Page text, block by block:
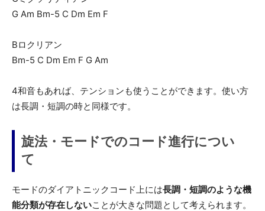
G Am Bm-5 C Dm Em F
Bロクリアン
Bm-5 C Dm Em F G Am
4和音もあれば、テンションも使うことができます。使い方
は長調・短調の時と同様です。
旋法・モードでのコード進行につい
て
モードのダイアトニックコード上には長調・短調のような機
能分類が存在しないことが大きな問題として考えられます。